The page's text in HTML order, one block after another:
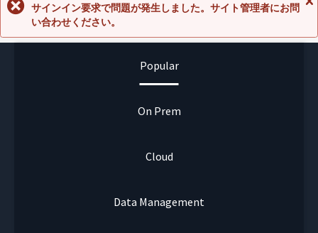
セ
サインイン要求で問題が発生しました。サイト管理者にお問
い合わせください。
Popular
On Prem
Cloud
Data Management